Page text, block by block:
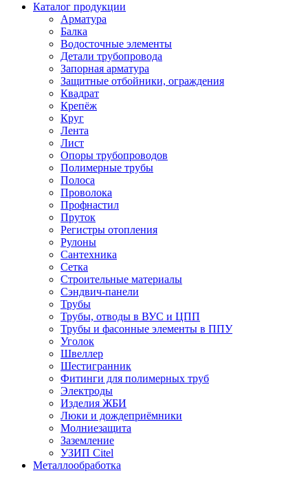
Каталог продукции
Арматура
Балка
Водосточные элементы
Детали трубопровода
Запорная арматура
Защитные отбойники, ограждения
Квадрат
Крепёж
Круг
Лента
Лист
Опоры трубопроводов
Полимерные трубы
Полоса
Проволока
Профнастил
Пруток
Регистры отопления
Рулоны
Сантехника
Сетка
Строительные материалы
Сэндвич-панели
Трубы
Трубы, отводы в ВУС и ЦПП
Трубы и фасонные элементы в ППУ
Уголок
Швеллер
Шестигранник
Фитинги для полимерных труб
Электроды
Изделия ЖБИ
Люки и дождеприёмники
Молниезащита
Заземление
УЗИП Citel
Металлообработка